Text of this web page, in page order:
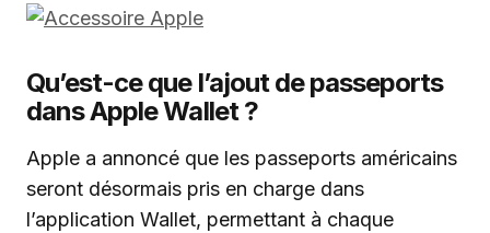
Qu’est-ce que l’ajout de passeports
dans Apple Wallet ?
Apple a annoncé que les passeports américains
seront désormais pris en charge dans
l’application Wallet, permettant à chaque